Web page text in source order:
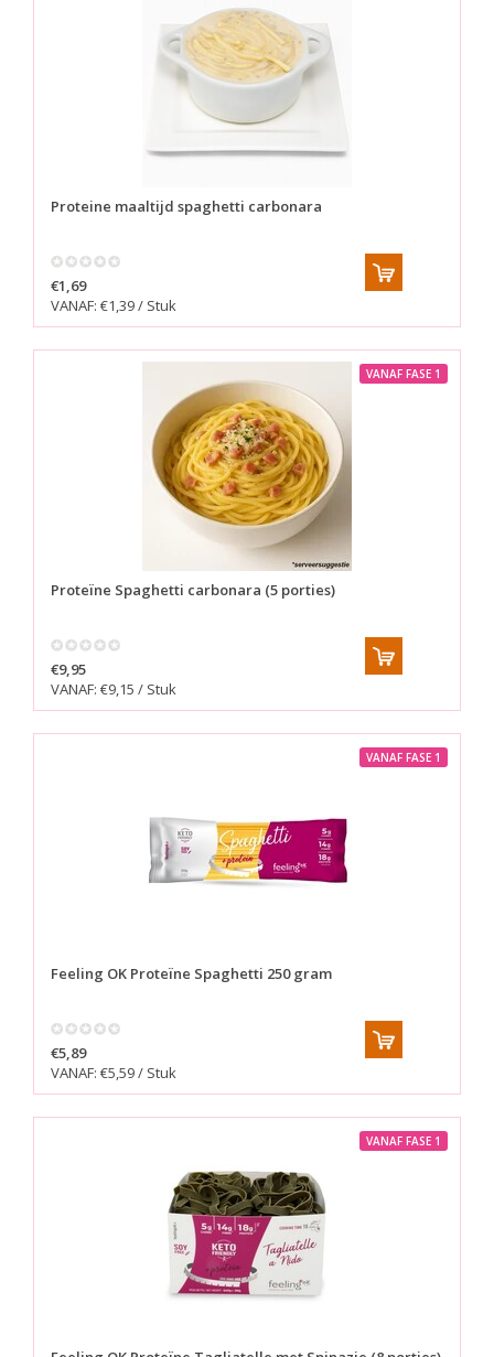
Proteine maaltijd spaghetti carbonara
€1,69
VANAF: €1,39 / Stuk
VANAF FASE 1
Proteïne Spaghetti carbonara (5 porties)
€9,95
VANAF: €9,15 / Stuk
VANAF FASE 1
Feeling OK Proteïne Spaghetti 250 gram
€5,89
VANAF: €5,59 / Stuk
VANAF FASE 1